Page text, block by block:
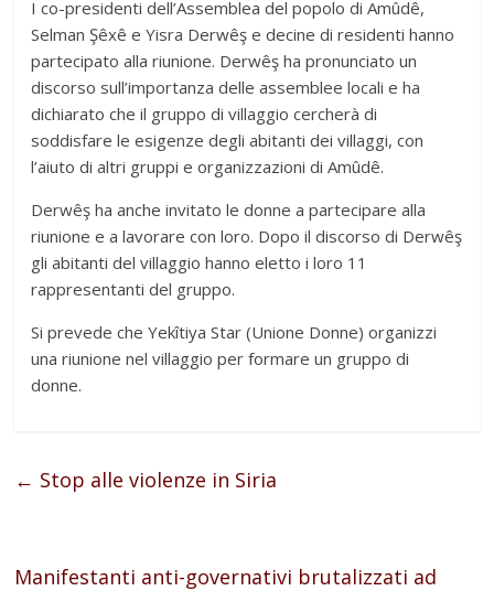
I co-presidenti dell’Assemblea del popolo di Amûdê,
Selman Şêxê e Yisra Derwêş e decine di residenti hanno
partecipato alla riunione. Derwêş ha pronunciato un
discorso sull’importanza delle assemblee locali e ha
dichiarato che il gruppo di villaggio cercherà di
soddisfare le esigenze degli abitanti dei villaggi, con
l’aiuto di altri gruppi e organizzazioni di Amûdê.
Derwêş ha anche invitato le donne a partecipare alla
riunione e a lavorare con loro. Dopo il discorso di Derwêş
gli abitanti del villaggio hanno eletto i loro 11
rappresentanti del gruppo.
Si prevede che Yekîtiya Star (Unione Donne) organizzi
una riunione nel villaggio per formare un gruppo di
donne.
← Stop alle violenze in Siria
Manifestanti anti-governativi brutalizzati ad